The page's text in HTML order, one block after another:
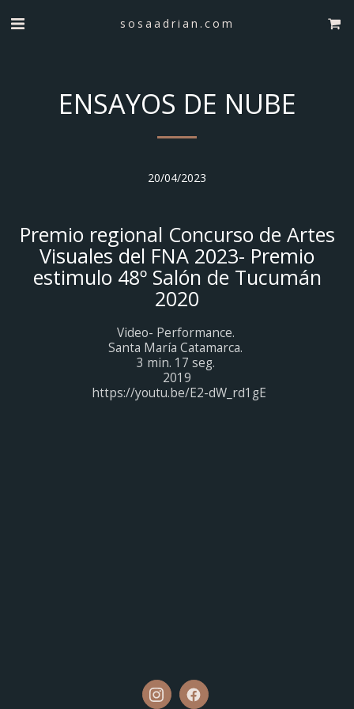
sosaadrian.com
ENSAYOS DE NUBE
20/04/2023
Premio regional Concurso de Artes
Visuales del FNA 2023- Premio
estimulo 48º Salón de Tucumán
2020
Video- Performance.
Santa María Catamarca.
3 min. 17 seg.
2019
https://youtu.be/E2-dW_rd1gE